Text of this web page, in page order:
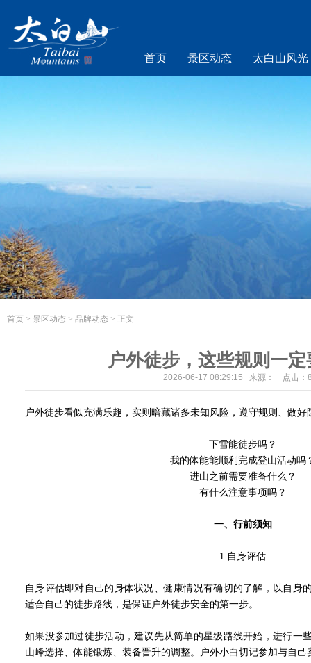
首页 景区动态 太白山风光
首页 > 景区动态 > 品牌动态 > 正文
户外徒步，这些规则一
2026-06-17 08:29:15 来源： 点击：
户外徒步看似充满乐趣，实则暗藏诸多未知风险，遵守规则、做
下雪能徒步吗？
我的体能能顺利完成登山活动吗
进山之前需要准备什么？
有什么注意事项吗？
一、行前须知
1. 自身评估
自身评估即对自己的身体状况、健康情况有确切的了解，以自身
适合自己的徒步路线，是保证户外徒步安全的第一步。
如果没参加过徒步活动，建议先从简单的星级路线开始，进行一
山峰选择、体能锻炼、装备晋升的调整。户外小白切记参加与自己